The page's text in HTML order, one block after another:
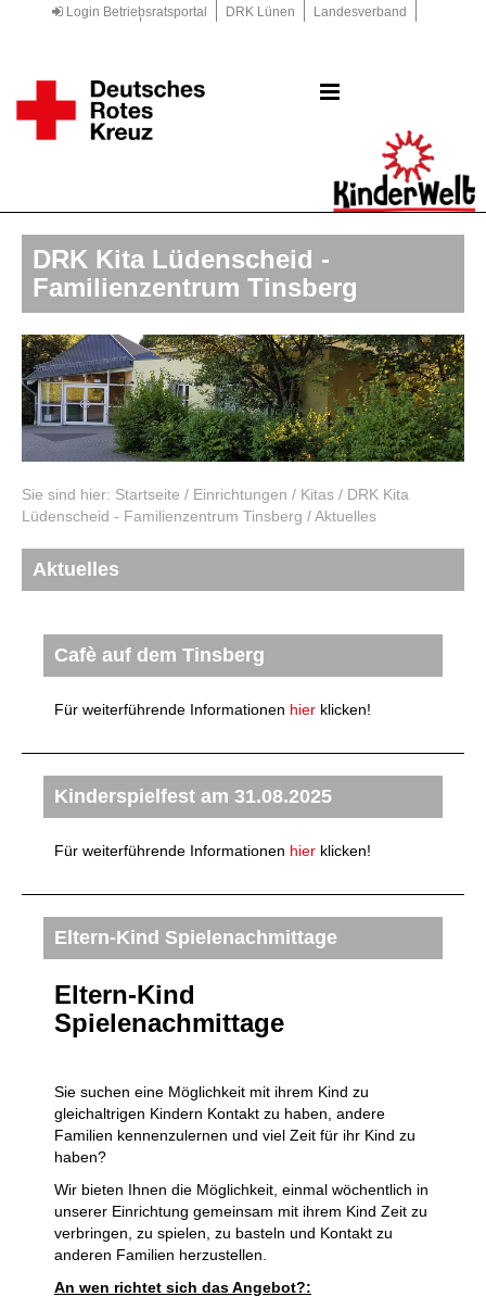
Login Betriebsratsportal DRK Lünen
Landesverband
DRK Kita Lüdenscheid -
Familienzentrum Tinsberg
Sie sind hier: Startseite / Einrichtungen / Kitas / DRK Kita
Lüdenscheid - Familienzentrum Tinsberg /Aktuelles
Aktuelles
Cafè auf dem Tinsberg
Für weiterführende Informationen hier klicken!
Kinderspielfest am 31.08.2025
Für weiterführende Informationen hier klicken!
Eltern-Kind Spielenachmittage
Eltern-Kind
Spielenachmittage
Sie suchen eine Möglichkeit mit ihrem Kind zu
gleichaltrigen Kindern Kontakt zu haben, andere
Familien kennenzulernen und viel Zeit für ihr Kind zu
haben?
Wir bieten Ihnen die Möglichkeit, einmal wöchentlich in
unserer Einrichtung gemeinsam mit ihrem Kind Zeit zu
verbringen, zu spielen, zu basteln und Kontakt zu
anderen Familien herzustellen.
An wen richtet sich das Angebot?: